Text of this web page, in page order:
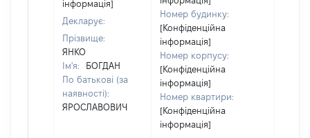
інформація]
Декларує:
Прізвище:
ЯНКО
Ім'я:
БОГДАН
По батькові (за
наявності):
ЯРОСЛАВОВИЧ
Номер будинку:
[Конфіденційна
інформація]
Номер корпусу:
[Конфіденційна
інформація]
Номер квартири:
[Конфіденційна
інформація]